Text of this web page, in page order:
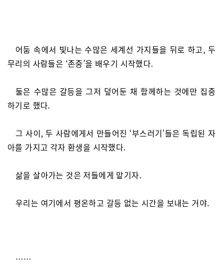
어둠 속에서 빛나는 수많은 세계선 가지들을 뒤로 하고, 두
무리의 사람들은 ‘존중’을 배우기 시작했다.
둘은 수많은 갈등을 그저 덮어둔 채 함께하는 것에만 집중
하기로 했다.
그 사이, 두 사람에게서 만들어진 ‘부스러기’들은 독립된 자
아를 가지고 각자 환생을 시작했다.
삶을 살아가는 것은 저들에게 맡기자.
우리는 여기에서 평온하고 갈등 없는 시간을 보내는 거야.
……